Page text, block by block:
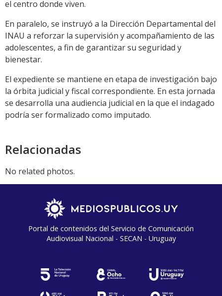
el centro donde viven.
En paralelo, se instruyó a la Dirección Departamental del
INAU a reforzar la supervisión y acompañamiento de las
adolescentes, a fin de garantizar su seguridad y
bienestar.
El expediente se mantiene en etapa de investigación bajo
la órbita judicial y fiscal correspondiente. En esta jornada
se desarrolla una audiencia judicial en la que el indagado
podría ser formalizado como imputado.
Relacionadas
No related photos.
Portal de contenidos del Servicio de Comunicación
Audiovisual Nacional - SECAN - Uruguay